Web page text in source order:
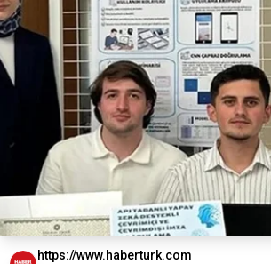
https://www.haberturk.com